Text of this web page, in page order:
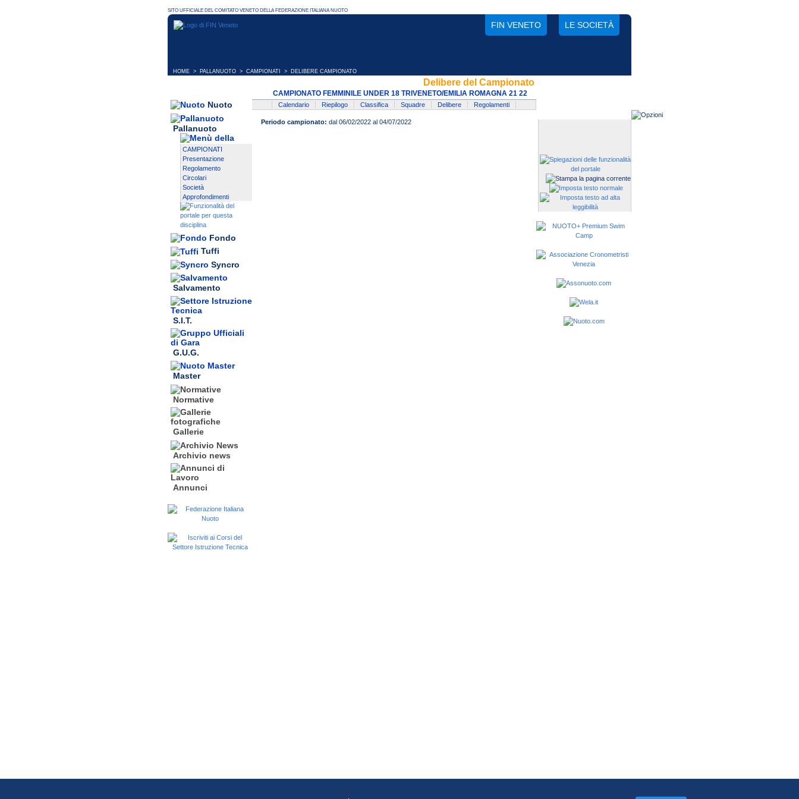
FIN VENETO LE SOCIETÀ
HOME > PALLANUOTO > CAMPIONATI > DELIBERE CAMPIONATO
Nuoto
Pallanuoto
CAMPIONATI
Presentazione
Regolamento
Circolari
Società
Approfondimenti
Fondo
Tuffi
Syncro
Salvamento
S.I.T.
G.U.G.
Master
Normative
Gallerie
Archivio news
Annunci
Delibere del Campionato
CAMPIONATO FEMMINILE UNDER 18 TRIVENETO/EMILIA ROMAGNA 21 22
Calendario Riepilogo Classifica Squadre Delibere Regolamenti
Periodo campionato: dal 06/02/2022 al 04/07/2022